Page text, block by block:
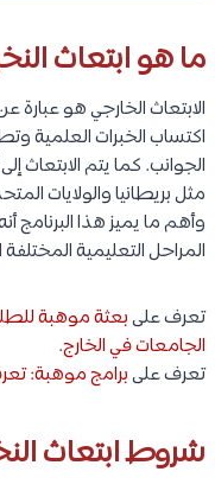
ما هو ابتعاث
الابتعاث الخارجي هو
اكتساب الخبرات العلمية
الجوانب. كما يتم الابتعاث
مثل بريطانيا والولايات
وأهم ما يميز هذا
المراحل التعليمية
تعرف علىبعثة موهبة
الجامعات في الخارج.
تعرف علىبرامج موهبة: تعرف على 5 برامج
شروط ابتعاث